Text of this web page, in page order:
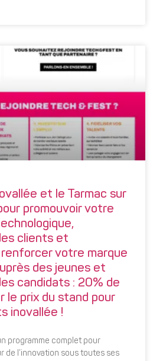
et le Tarmac sur
promouvoir votre
clients et
votre marque
des jeunes et
candidats : 20% de
le prix du stand pour
inovallée !
programme complet pour
de l’innovation sous toutes ses